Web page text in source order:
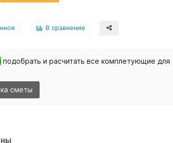
В сравнение
подобрать и расчитатьвсекомплетующие для
сметы